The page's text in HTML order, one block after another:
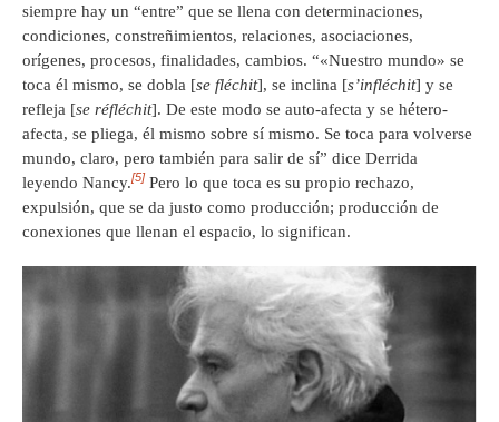
siempre hay un “entre” que se llena con determinaciones,
condiciones, constreñimientos, relaciones, asociaciones,
orígenes, procesos, finalidades, cambios. “«Nuestro mundo» se
toca él mismo, se dobla [se fléchit], se inclina [s’infléchit] y se
refleja [se réfléchit]. De este modo se auto-afecta y se hétero-
afecta, se pliega, él mismo sobre sí mismo. Se toca para volverse
mundo, claro, pero también para salir de sí” dice Derrida
leyendo Nancy.[5] Pero lo que toca es su propio rechazo,
expulsión, que se da justo como producción; producción de
conexiones que llenan el espacio, lo significan.